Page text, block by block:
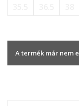
A termék már nem